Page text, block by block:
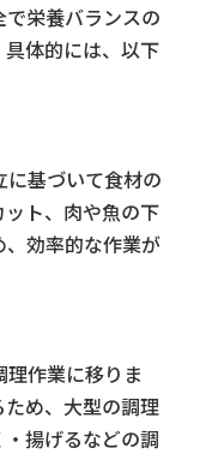
栄養バランスの
体的には、以下
基づいて食材の
ト、肉や魚の下
効率的な作業が
作業に移りま
め、大型の調理
揚げるなどの調